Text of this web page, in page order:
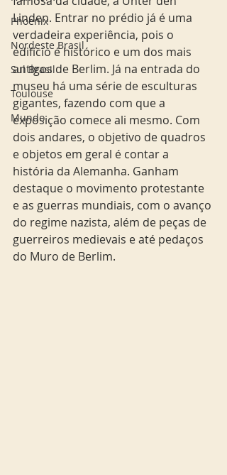
Phoenix
Nordeste Brasil
Sul Brasil
Toulouse
Mundo
Linden. Entrar no prédio já é uma
verdadeira experiência, pois o
edifício é histórico e um dos mais
antigos de Berlim. Já na entrada do
museu há uma série de esculturas
gigantes, fazendo com que a
exposição comece ali mesmo. Com
dois andares, o objetivo de quadros
e objetos em geral é contar a
história da Alemanha. Ganham
destaque o movimento protestante
e as guerras mundiais, com o avanço
do regime nazista, além de peças de
guerreiros medievais e até pedaços
do Muro de Berlim.